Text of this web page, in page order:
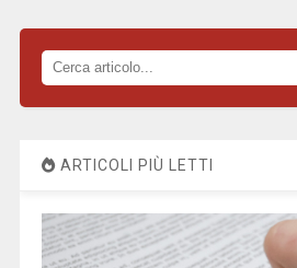
ARTICOLI PIÙ LETTI